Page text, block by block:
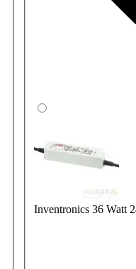
Inventronics 36 Watt